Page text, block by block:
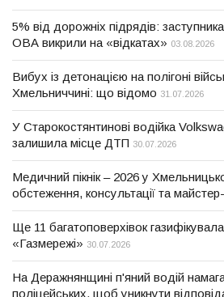
5% від дорожніх підрядів:
ОВА викрили на «відкатах» 03.08.2026
Вибух із детонацією на полігоні
Хмельниччині: що відомо 31.07.2026
У Старокостянтинові водійка
залишила місце ДТП 30.07.2026
Медичний пікнік – 2026 у
обстеження, консультації та
Ще 11 багатоповерхівок
«Газмережі» 30.07.2026
На Деражнянщині п'яний водій
поліцейських, щоб уникнути